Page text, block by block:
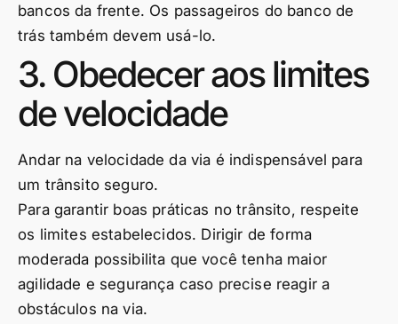
bancos da frente. Os passageiros do banco de
trás também devem usá-lo.
3. Obedecer aos limites
de velocidade
Andar na velocidade da via é indispensável para
um trânsito seguro.
Para garantir boas práticas no trânsito, respeite
os limites estabelecidos. Dirigir de forma
moderada possibilita que você tenha maior
agilidade e segurança caso precise reagir a
obstáculos na via.